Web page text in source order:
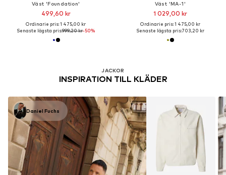
Väst 'Foundation'
499,60 kr
Ordinarie pris: 1 475,00 kr
Senaste lägsta pris:999,20 kr-50%
Väst 'MA-1'
1 029,00 kr
Ordinarie pris: 1 475,00 kr
Senaste lägsta pris:703,20 kr
JACKOR
INSPIRATION TILL KLÄDER
Daniel Fuchs